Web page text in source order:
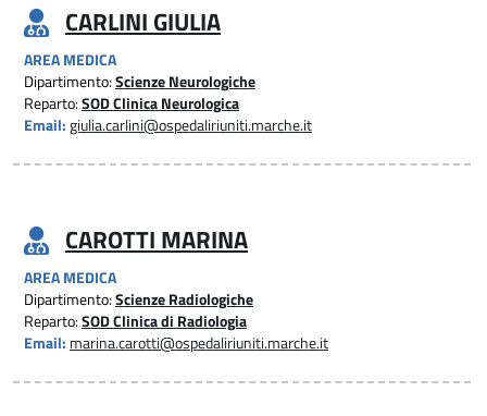
CARLINI GIULIA
AREA MEDICA
Dipartimento:Scienze Neurologiche
Reparto:SOD Clinica Neurologica
Email: giulia.carlini@ospedaliriuniti.marche.it
CAROTTI MARINA
AREA MEDICA
Dipartimento:Scienze Radiologiche
Reparto:SOD Clinica di Radiologia
Email: marina.carotti@ospedaliriuniti.marche.it